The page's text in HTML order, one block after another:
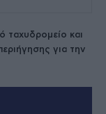
ταχυδρομείο και
για την